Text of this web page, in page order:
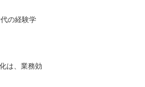
の経験学
は、業務効